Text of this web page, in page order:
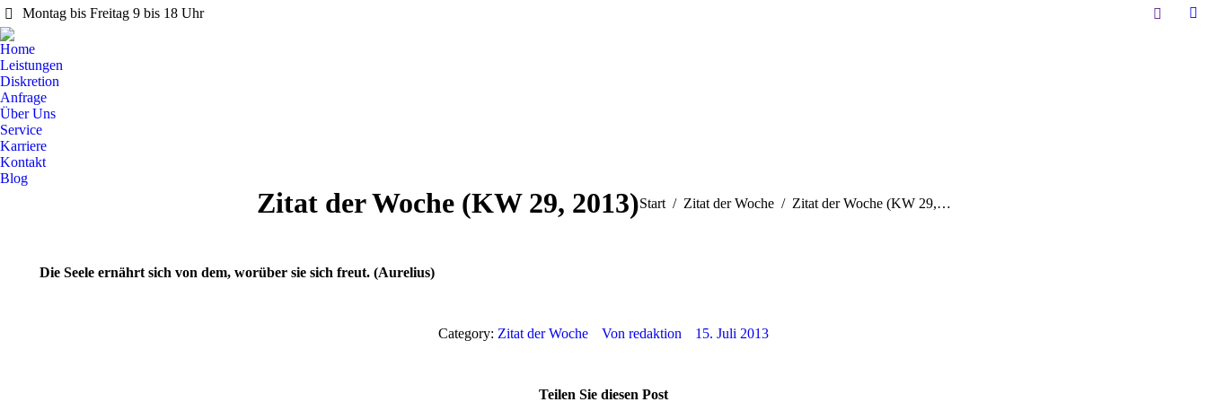
Montag bis Freitag 9 bis 18 Uhr Search:
Home
Leistungen
Diskretion
Anfrage
Über Uns
Service
Karriere
Kontakt
Blog
Zitat der Woche (KW 29, 2013)Sie befinden sich hier:
Start Zitat der Woche Zitat der Woche (KW 29,…
Die Seele ernährt sich von dem, worüber sie sich freut. (Aurelius)
Category: Zitat der Woche Von redaktion 15. Juli 2013
Teilen Sie diesen Post